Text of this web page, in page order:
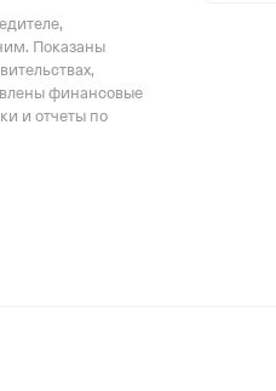
Показаны
финансовые
и отчеты по